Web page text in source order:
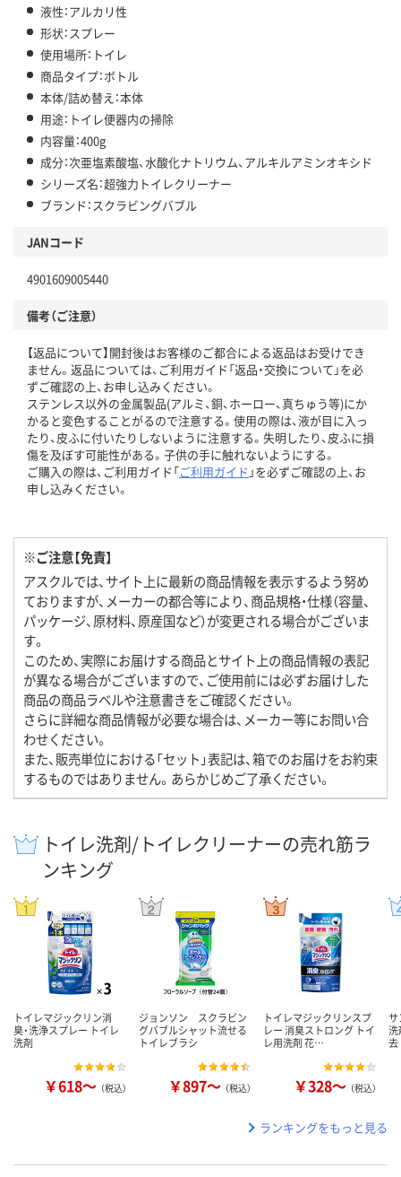
液性：アルカリ性
形状：スプレー
使用場所：トイレ
商品タイプ：ボトル
本体/詰め替え：本体
用途：トイレ便器内の掃除
内容量：400g
成分：次亜塩素酸塩、水酸化ナトリウム、アルキルアミンオキシド
シリーズ名：超強力トイレクリーナー
ブランド：スクラビングバブル
JANコード
4901609005440
備考（ご注意）
【返品について】開封後はお客様のご都合による返品はお受けでき
ません。返品については、ご利用ガイド「返品・交換について」を必
ずご確認の上、お申し込みください。
ステンレス以外の金属製品(アルミ、銅、ホーロー、真ちゅう等)にか
かると変色することがるので注意する。使用の際は、液が目に入っ
たり、皮ふに付いたりしないように注意する。失明したり、皮ふに損
傷を及ぼす可能性がある。子供の手に触れないようにする。
ご購入の際は、ご利用ガイド「ご利用ガイド 」を必ずご確認の上、お
申し込みください。
※ご注意【免責】
アスクルでは、サイト上に最新の商品情報を表示するよう努め
ておりますが、メーカーの都合等により、商品規格・仕様（容量、
パッケージ、原材料、原産国など）が変更される場合がございま
す。
このため、実際にお届けする商品とサイト上の商品情報の表記
が異なる場合がございますので、ご使用前には必ずお届けした
商品の商品ラベルや注意書きをご確認ください。
さらに詳細な商品情報が必要な場合は、メーカー等にお問い合
わせください。
また、販売単位における「セット」表記は、箱でのお届けをお約束
するものではありません。あらかじめご了承ください。
トイレ洗剤/トイレクリーナーの売れ筋ラ
ンキング
トイレマジックリン消
臭・洗浄スプレー トイレ
洗剤
￥618～ （税込）
ジョンソン スクラビン
グバブルシャット流せる
トイレブラシ
￥897～ （税込）
トイレマジックリンスプ
レー 消臭ストロング トイ
レ用洗剤 花…
￥328～ （税込）
サ
洗
去
ランキングをもっと見る